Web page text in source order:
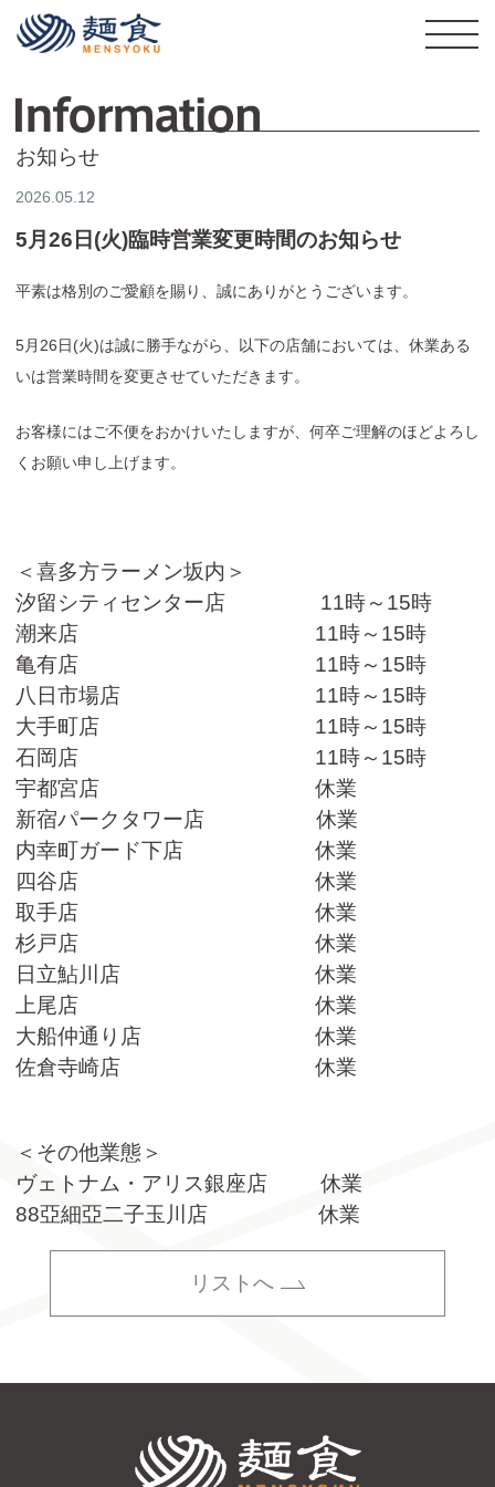
株式会社麺食
お知らせ
2026.05.12
5月26日(火)臨時営業変更時間のお知らせ
平素は格別のご愛顧を賜り、誠にありがとうございます。
5月26日(火)は誠に勝手ながら、以下の店舗においては、休業ある
いは営業時間を変更させていただきます。
お客様にはご不便をおかけいたしますが、何卒ご理解のほどよろし
くお願い申し上げます。
＜喜多方ラーメン坂内＞
汐留シティセンター店 11時～15時
潮来店 11時～15時
亀有店 11時～15時
八日市場店 11時～15時
大手町店 11時～15時
石岡店 11時～15時
宇都宮店 休業
新宿パークタワー店 休業
内幸町ガード下店 休業
四谷店 休業
取手店 休業
杉戸店 休業
日立鮎川店 休業
上尾店 休業
大船仲通り店 休業
佐倉寺崎店 休業
＜その他業態＞
ヴェトナム・アリス銀座店 休業
88亞細亞二子玉川店 休業
リストへ
株式会社麺食